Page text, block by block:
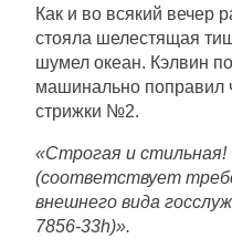
Как и во всякий вечер
стояла шелестящая
шумел океан. Кэлвин
машинально поправил
стрижки №2.
«Строгая и стильная!
(соответствует
внешнего вида
7856-33h)».